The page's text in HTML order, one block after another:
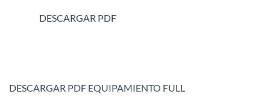
DESCARGAR PDF
DESCARGAR PDF EQUIPAMIENTO FULL